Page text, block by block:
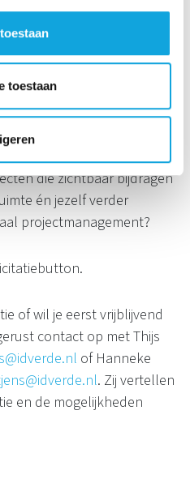
toestaan
ruimte voor
we aan een groener,
Nederland.
die zichtbaar bijdragen
én jezelf verder
projectmanagement?
of wil je eerst vrijblijvend
contact op met Thijs
of Hanneke
. Zij vertellen
en de mogelijkheden